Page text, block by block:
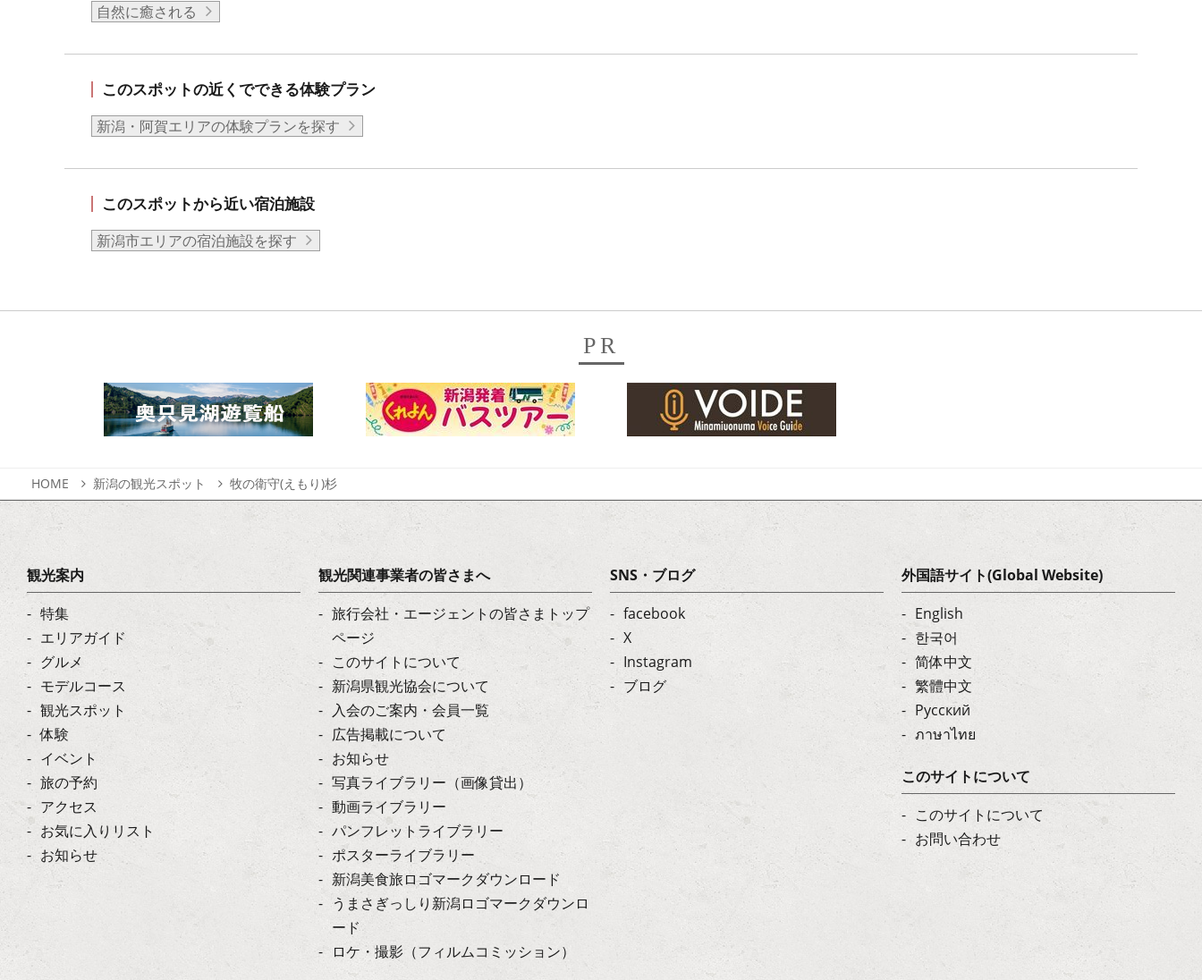
自然に癒される
このスポットの近くでできる体験プラン
新潟・阿賀エリアの体験プランを探す
このスポットから近い宿泊施設
新潟市エリアの宿泊施設を探す
PR
HOME 新潟の観光スポット 牧の衛守(えもり)杉
観光案内
特集
エリアガイド
グルメ
モデルコース
観光スポット
体験
イベント
旅の予約
アクセス
お気に入りリスト
お知らせ
観光関連事業者の皆さまへ
旅行会社・エージェントの皆さまトップ
ページ
このサイトについて
新潟県観光協会について
入会のご案内・会員一覧
広告掲載について
お知らせ
写真ライブラリー（画像貸出）
動画ライブラリー
パンフレットライブラリー
ポスターライブラリー
新潟美食旅ロゴマークダウンロード
うまさぎっしり新潟ロゴマークダウンロ
ード
ロケ・撮影（フィルムコミッション）
SNS・ブログ
facebook
X
Instagram
ブログ
外国語サイト(Global Website)
English
한국어
简体中文
繁體中文
Русский
ภาษาไทย
このサイトについて
このサイトについて
お問い合わせ